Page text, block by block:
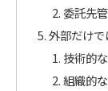
委託先
外部だけ
技術的
組織的